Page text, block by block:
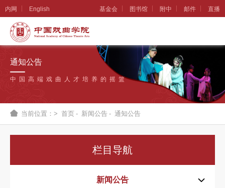
内网 English 基金会 图书馆 附中 邮件 直播
学
院
概
况
织
机
通知公告
中国高端戏曲人才培养的摇篮
当前位置：> 首页 - 新闻公告 - 通知公告
栏目导航
新闻公告